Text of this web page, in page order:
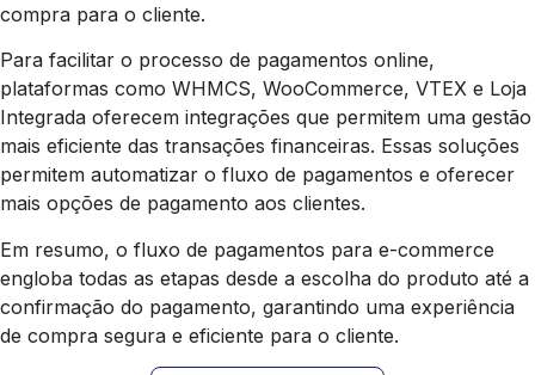
compra para o cliente.
Para facilitar o processo de pagamentos online,
plataformas como WHMCS, WooCommerce, VTEX e Loja
Integrada oferecem integrações que permitem uma gestão
mais eficiente das transações financeiras. Essas soluções
permitem automatizar o fluxo de pagamentos e oferecer
mais opções de pagamento aos clientes.
Em resumo, o fluxo de pagamentos para e-commerce
engloba todas as etapas desde a escolha do produto até a
confirmação do pagamento, garantindo uma experiência
de compra segura e eficiente para o cliente.